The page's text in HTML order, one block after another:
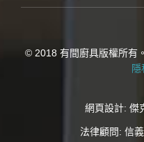
© 2018 有間廚具版權所有
網頁設計: 傑
法律顧問: 信